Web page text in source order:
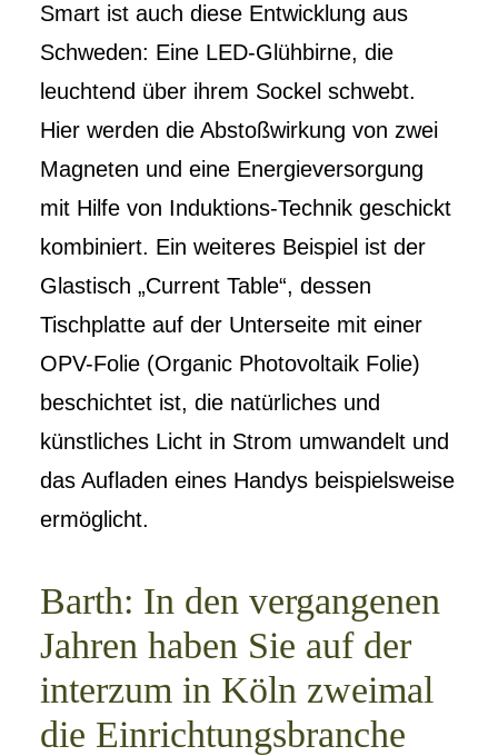
Smart ist auch diese Entwicklung aus
Schweden: Eine LED-Glühbirne, die
leuchtend über ihrem Sockel schwebt.
Hier werden die Abstoßwirkung von zwei
Magneten und eine Energieversorgung
mit Hilfe von Induktions-Technik geschickt
kombiniert. Ein weiteres Beispiel ist der
Glastisch „Current Table“, dessen
Tischplatte auf der Unterseite mit einer
OPV-Folie (Organic Photovoltaik Folie)
beschichtet ist, die natürliches und
künstliches Licht in Strom umwandelt und
das Aufladen eines Handys beispielsweise
ermöglicht.
Barth: In den vergangenen
Jahren haben Sie auf der
interzum in Köln zweimal
die Einrichtungsbranche